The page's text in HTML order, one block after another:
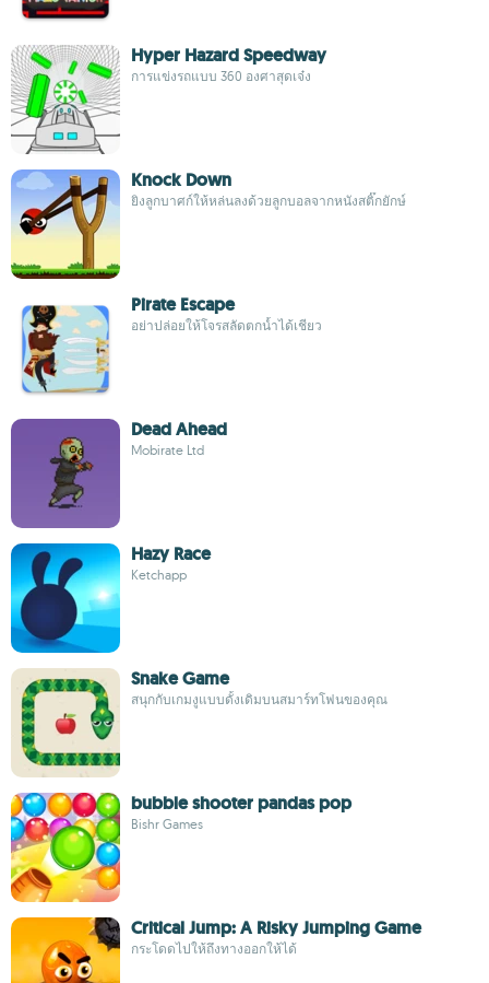
Hyper Hazard Speedway
การแข่งรถแบบ 360 องศาสุดเจ๋ง
Knock Down
ยิงลูกบาศก์ให้หล่นลงด้วยลูกบอลจากหนังสติ๊กยักษ์
Pirate Escape
อย่าปล่อยให้โจรสลัดตกน้ำได้เชียว
Dead Ahead
Mobirate Ltd
Hazy Race
Ketchapp
Snake Game
สนุกกับเกมงูแบบดั้งเดิมบนสมาร์ทโฟนของคุณ
bubble shooter pandas pop
Bishr Games
Critical Jump: A Risky Jumping Game
กระโดดไปให้ถึงทางออกให้ได้